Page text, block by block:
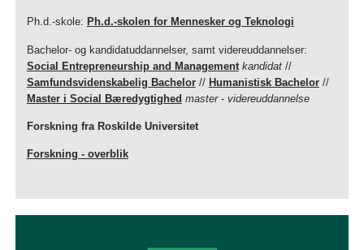
Ph.d.-skole: Ph.d.-skolen for Mennesker og Teknologi
Bachelor- og kandidatuddannelser, samt videreuddannelser:
Social Entrepreneurship and Management kandidat //
Samfundsvidenskabelig Bachelor// Humanistisk Bachelor//
Master i Social Bæredygtighed master - videreuddannelse
Forskning fra Roskilde Universitet
Forskning - overblik